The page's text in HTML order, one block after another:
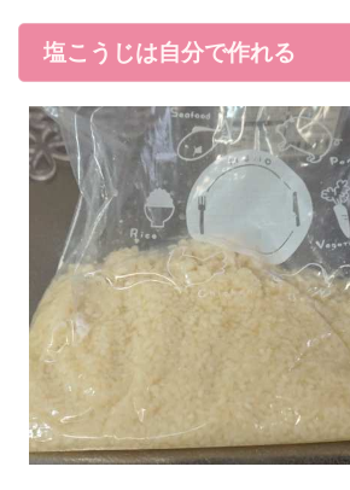
塩こうじは自分で作れる